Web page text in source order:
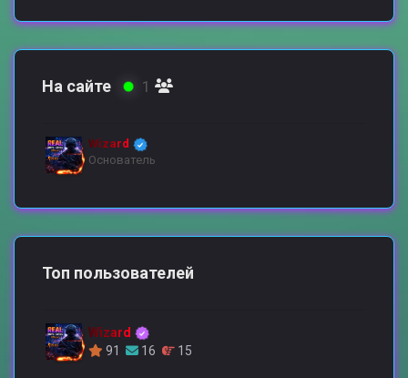
На сайте 1
Wizard
Основатель
Топ пользователей
Wizard
91
16 15